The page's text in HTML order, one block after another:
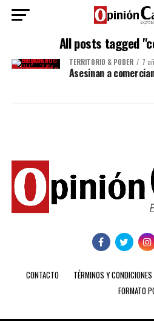
All posts tagged
TERRITORIO & PODER 7
Asesinan a
CONTACTO TÉRMINOS Y CONDICIONES
FORMATO